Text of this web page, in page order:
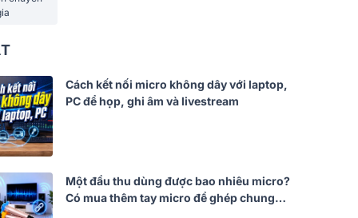
Cách kết nối micro không dây với laptop,
PC để họp, ghi âm và livestream
Một đầu thu dùng được bao nhiêu micro?
Có mua thêm tay micro để ghép chung